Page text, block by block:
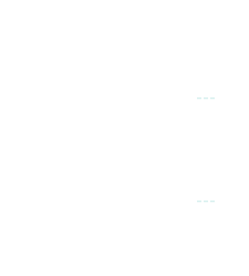
---
---